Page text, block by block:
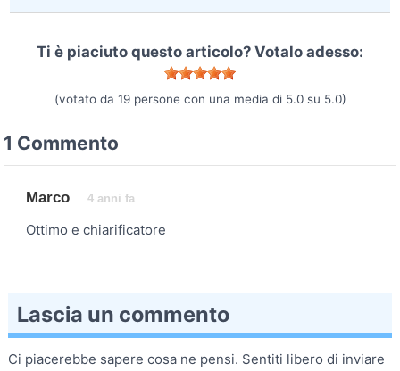
Ti è piaciuto questo articolo? Votalo adesso:
(votato da 19persone con una media di 5.0su 5.0)
1 Commento
Marco 4 anni fa
Ottimo e chiarificatore
Lascia un commento
Ci piacerebbe sapere cosa ne pensi. Sentiti libero di inviare